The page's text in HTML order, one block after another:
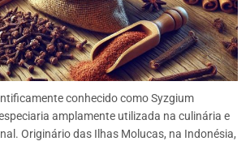
conhecido como Syzgium
amplamente utilizada na culinária e
Originário das Ilhas Molucas, na Indonésia,